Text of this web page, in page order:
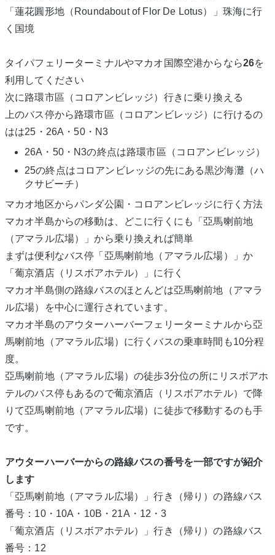
「蓮花圓形地（Roundabout of Flor De Lotus）」珠海に行
く国境
タイパフェリーターミナルやマカオ国際空港からなら26を
利用してください
次に路環市區（コロアンビレッジ）行きに乗り換える
上のバス停から路環市區（コロアンビレッジ）に行けるの
はは25・26A・50・N3
26A・50・N3の終点は路環市區（コロアンビレッジ）
25の終点はコロアンビレッジの先にある黒沙海灘（ハ
クサビーチ）
マカオ地区からパンダ公園・コロアンビレッジに行く方法
マカオ半島からの移動は、どこに行くにも「亞馬喇前地
（アマラル広場）」から乗り換えれば簡単
まずは便利なバス停「亞馬喇前地（アマラル広場）」か
「葡京酒店（リスボアホテル）」に行く
マカオ半島側の路線バスのほとんどは亞馬喇前地（アマラ
ル広場）を中心に運行されています。
マカオ半島のアウターハーバーフェリーターミナルから亞
馬喇前地（アマラル広場）に行くバスの乗車時間も10分程
度。
亞馬喇前地（アマラル広場）の徒歩3分位の所にリスボアホ
テルのバス停もあるので葡京酒店（リスボアホテル）で降
りて亞馬喇前地（アマラル広場）に徒歩で移動するのも手
です。
アウターハーバーからの路線バスの番号を一部ですが紹介
します
「亞馬喇前地（アマラル広場）」行き（帰り）の路線バス
番号：10・10A・10B・21A・12・3
「葡京酒店（リスボアホテル）」行き（帰り）の路線バス
番号：12